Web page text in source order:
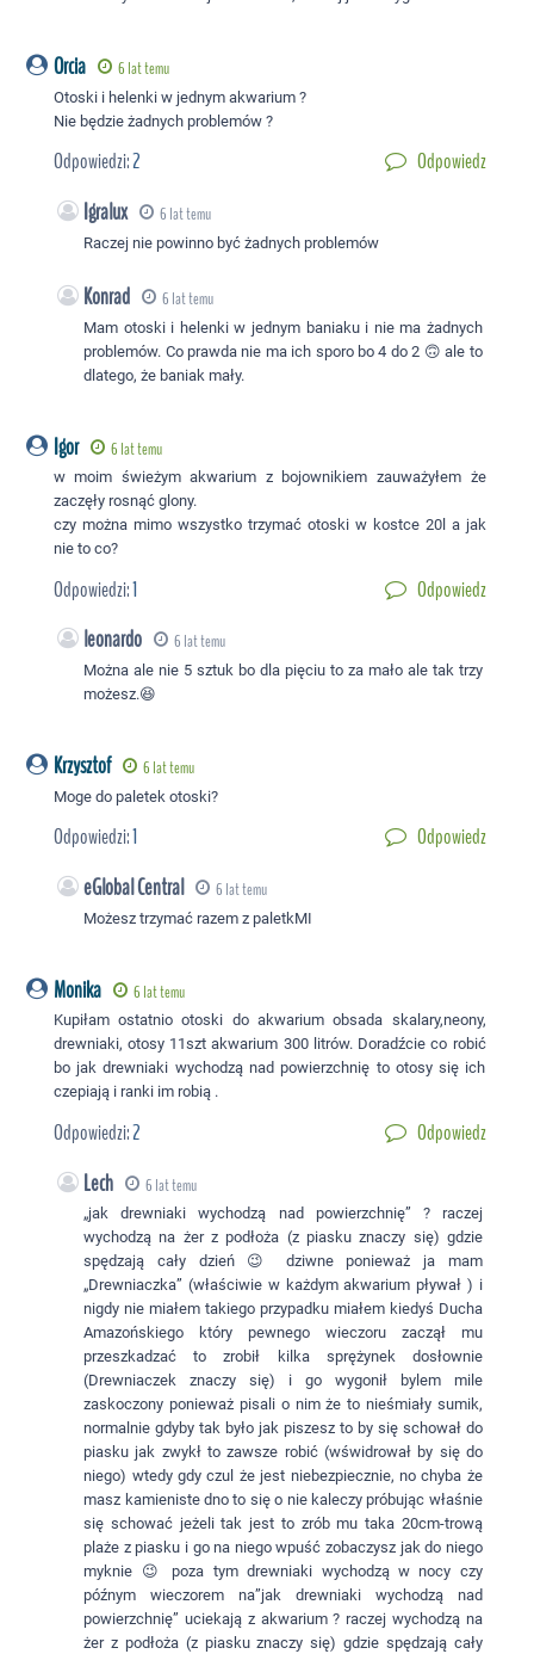
Orcia 6 lat temu
Otoski i helenki w jednym akwarium ?
Nie będzie żadnych problemów ?
Odpowiedzi:2 Odpowiedz
Igralux 6 lat temu
Raczej nie powinno być żadnych problemów
Konrad 6 lat temu
Mam otoski i helenki w jednym baniaku i nie ma żadnych
problemów. Co prawda nie ma ich sporo bo 4 do 2 🙃 ale to
dlatego, że baniak mały.
Igor 6 lat temu
w moim świeżym akwarium z bojownikiem zauważyłem że
zaczęły rosnąć glony.
czy można mimo wszystko trzymać otoski w kostce 20l a jak
nie to co?
Odpowiedzi:1 Odpowiedz
leonardo 6 lat temu
Można ale nie 5 sztuk bo dla pięciu to za mało ale tak trzy
możesz.😆
Krzysztof 6 lat temu
Moge do paletek otoski?
Odpowiedzi:1 Odpowiedz
eGlobal Central 6 lat temu
Możesz trzymać razem z paletkMI
Monika 6 lat temu
Kupiłam ostatnio otoski do akwarium obsada skalary,neony,
drewniaki, otosy 11szt akwarium 300 litrów. Doradźcie co robić
bo jak drewniaki wychodzą nad powierzchnię to otosy się ich
czepiają i ranki im robią .
Odpowiedzi:2 Odpowiedz
Lech 6 lat temu
„jak drewniaki wychodzą nad powierzchnię” ? raczej
wychodzą na żer z podłoża (z piasku znaczy się) gdzie
spędzają cały dzień 😉 dziwne ponieważ ja mam
„Drewniaczka” (właściwie w każdym akwarium pływał ) i
nigdy nie miałem takiego przypadku miałem kiedyś Ducha
Amazońskiego który pewnego wieczoru zaczął mu
przeszkadzać to zrobił kilka sprężynek dosłownie
(Drewniaczek znaczy się) i go wygonił bylem mile
zaskoczony ponieważ pisali o nim że to nieśmiały sumik,
normalnie gdyby tak było jak piszesz to by się schował do
piasku jak zwykł to zawsze robić (wświdrował by się do
niego) wtedy gdy czul że jest niebezpiecznie, no chyba że
masz kamieniste dno to się o nie kaleczy próbując właśnie
się schować jeżeli tak jest to zrób mu taka 20cm-trową
plaże z piasku i go na niego wpuść zobaczysz jak do niego
myknie 😉 poza tym drewniaki wychodzą w nocy czy
późnym wieczorem na”jak drewniaki wychodzą nad
powierzchnię” uciekają z akwarium ? raczej wychodzą na
żer z podłoża (z piasku znaczy się) gdzie spędzają cały